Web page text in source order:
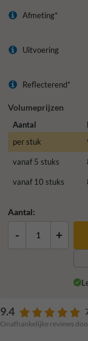
Afmeting*
Uitvoering
Reflecterend*
Volumeprijzen
Aantal
per stuk
vanaf 5 stuks
vanaf 10 stuks
Aantal:
- +
9.4
Onafhankelijke reviews